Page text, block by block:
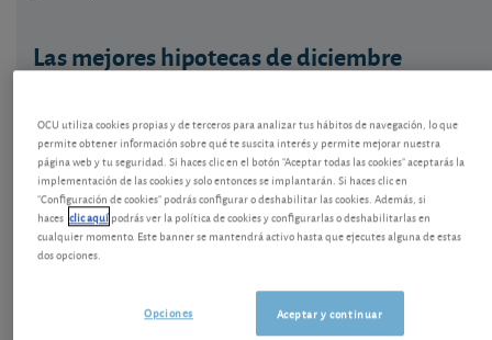
Las mejores hipotecas de diciembre
mejores hipotecas para compra de vivienda, tanto
a tipo fijo como a tipo variable.
El Euribor bajó en noviembre hasta el 2,506%,
desde el 2,691% de octubre. Ha acelerado su caída:
un año antes estaba en el 4,022%.
Esto ha provocado algunos cambios en las
OCU utiliza cookies propias y de terceros para analizar tus hábitos de navegación, lo que
permite obtener información sobre qué te suscita interés y permite mejorar nuestra
página web y tu seguridad. Si haces clic en el botón "Aceptar todas las cookies" aceptarás la
implementación de las cookies y solo entonces se implantarán. Si haces clic en
"Configuración de cookies" podrás configurar o deshabilitar las cookies. Además, si
haces clic aquípodrás ver la política de cookies y configurarlas o deshabilitarlas en
cualquier momento. Este banner se mantendrá activo hasta que ejecutes alguna de estas
dos opciones.
Aceptar y continuar
Opciones